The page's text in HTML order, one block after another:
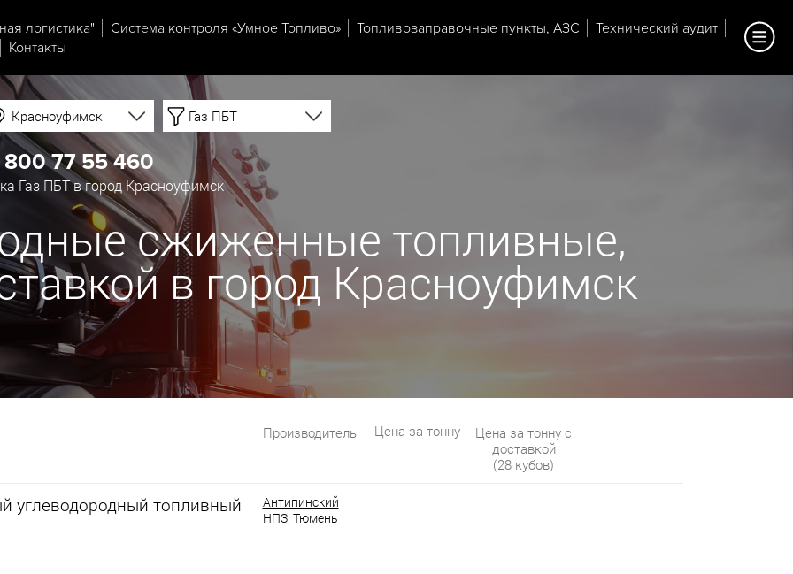
логистика" Система контроля «Умное Топливо» Топливозаправочные пункты, АЗС
Технический аудит
Контакты
Красноуфимск Газ ПБТ
800 77 55 460
Газ ПБТ в город Красноуфимск
сжиженные топливные,
в город Красноуфимск
Производитель Цена за тонну
Цена за тонну с
доставкой
(28 кубов)
углеводородный топливный
Антипинский
НПЗ, Тюмень